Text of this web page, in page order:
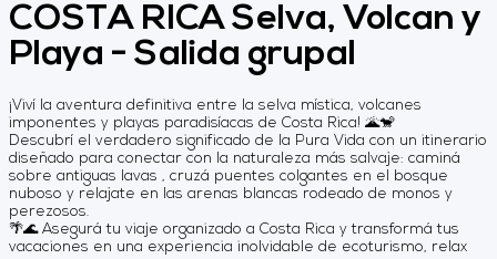
COSTA RICA Selva, Volcan y
Playa - Salida grupal
¡Viví la aventura definitiva entre la selva mística, volcanes
imponentes y playas paradisíacas de Costa Rica! 🌋🐒
Descubrí el verdadero significado de la Pura Vida con un itinerario
diseñado para conectar con la naturaleza más salvaje: caminá
sobre antiguas lavas , cruzá puentes colgantes en el bosque
nuboso y relajate en las arenas blancas rodeado de monos y
perezosos.
🌴🌊 Asegurá tu viaje organizado a Costa Rica y transformá tus
vacaciones en una experiencia inolvidable de ecoturismo, relax